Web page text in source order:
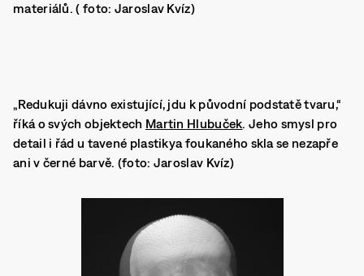
materiálů. ( foto: Jaroslav Kvíz)
„Redukuji dávno existující, jdu k původní podstatě tvaru,“
říká o svých objektech Martin Hlubuček. Jeho smysl pro
detail i řád u tavené plastikya foukaného skla se nezapře
ani v černé barvě. (foto: Jaroslav Kvíz)